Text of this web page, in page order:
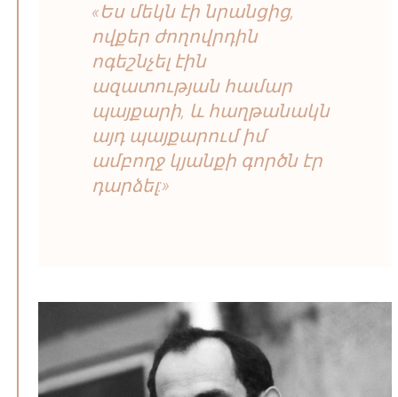
«Ես մեկն էի նրանցից,
ովքեր ժողովրդին
ոգեշնչել էին
ազատության համար
պայքարի, և հաղթանակն
այդ պայքարում իմ
ամբողջ կյանքի գործն էր
դարձել:»